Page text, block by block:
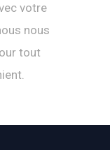
votre
nous
tout